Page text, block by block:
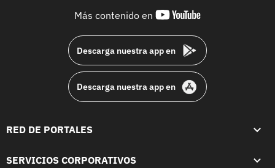
Más contenido en
youtube-
Descarga nuestra app en
Descarga nuestra app en
RED DE PORTALES
SERVICIOS CORPORATIVOS